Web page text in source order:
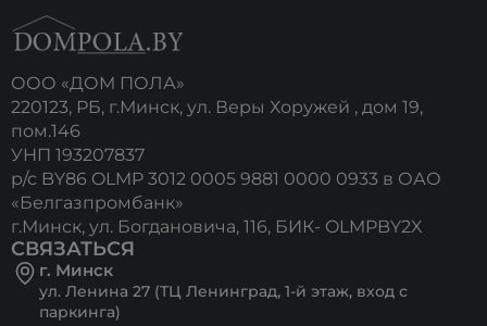
ООО «ДОМ ПОЛА»
220123, РБ, г.Минск, ул. Веры Хоружей , дом 19,
пом.146
УНП 193207837
р/с BY86 OLMP 3012 0005 9881 0000 0933 в ОАО
«Белгазпромбанк»
г.Минск, ул. Богдановича, 116, БИК- OLMPBY2X
СВЯЗАТЬСЯ
г. Минск
ул. Ленина 27 (ТЦ Ленинград, 1-й этаж, вход с
паркинга)